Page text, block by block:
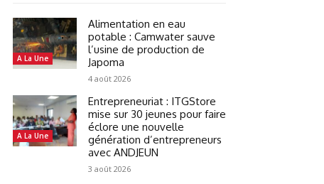
A La Une
Alimentation en eau
potable : Camwater sauve
l’usine de production de
Japoma
4 août 2026
A La Une
Entrepreneuriat : ITGStore
mise sur 30 jeunes pour faire
éclore une nouvelle
génération d’entrepreneurs
avec ANDJEUN
3 août 2026